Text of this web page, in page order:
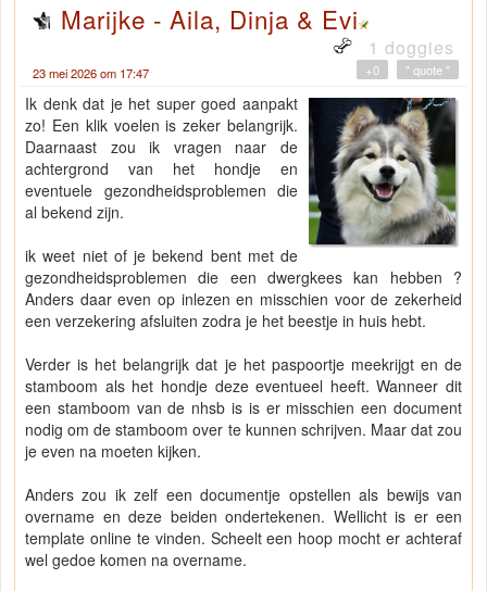
Marijke - Aila, Dinja & Evi
1 doggies
23 mei 2026 om 17:47 " quote "
+0
Ik denk dat je het super goed aanpakt
zo! Een klik voelen is zeker belangrijk.
Daarnaast zou ik vragen naar de
achtergrond van het hondje en
eventuele gezondheidsproblemen die
al bekend zijn.
ik weet niet of je bekend bent met de
gezondheidsproblemen die een dwergkees kan hebben ?
Anders daar even op inlezen en misschien voor de zekerheid
een verzekering afsluiten zodra je het beestje in huis hebt.
Verder is het belangrijk dat je het paspoortje meekrijgt en de
stamboom als het hondje deze eventueel heeft. Wanneer dit
een stamboom van de nhsb is is er misschien een document
nodig om de stamboom over te kunnen schrijven. Maar dat zou
je even na moeten kijken.
Anders zou ik zelf een documentje opstellen als bewijs van
overname en deze beiden ondertekenen. Wellicht is er een
template online te vinden. Scheelt een hoop mocht er achteraf
wel gedoe komen na overname.